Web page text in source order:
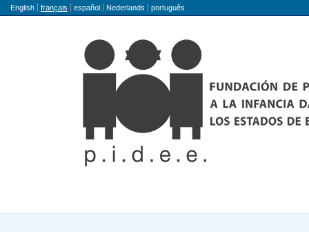
Langue
English français español Nederlands português